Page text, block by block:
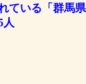
ている「群馬
人